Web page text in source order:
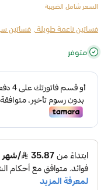
السعر شامل الضريبة
فساتين ناعمة طويلة , فساتين
متوفر